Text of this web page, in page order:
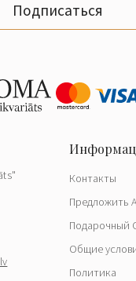
Подписаться
Контакты
Предложить
Подарочный
Общие
Политика